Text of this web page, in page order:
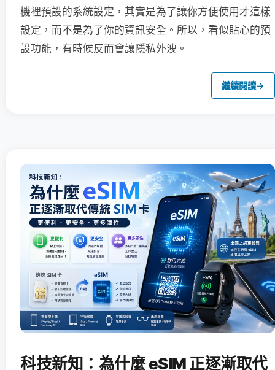
機裡預設的系統設定，其實是為了讓你方便使用才這樣
設定，而不是為了你的資訊安全。所以，看似貼心的預
設功能，有時候反而會讓隱私外洩。
繼續閱讀→
科技新知：為什麼 eSIM 正逐漸取代